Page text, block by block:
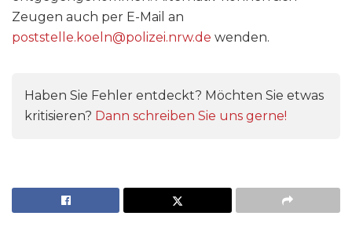
Zeugen auch per E-Mail an
poststelle.koeln@polizei.nrw.de wenden.
Haben Sie Fehler entdeckt? Möchten Sie etwas
kritisieren? Dann schreiben Sie uns gerne!